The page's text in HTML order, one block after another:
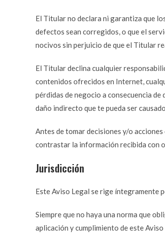
El Titular no declara ni garantiza que
defectos sean corregidos, o que el
nocivos sin perjuicio de que el Titular
El Titular declina cualquier
contenidos ofrecidos en Internet,
pérdidas de negocio a consecuencia
daño indirecto que te pueda ser
Antes de tomar decisiones y/o
contrastar la información recibida con
Jurisdicción
Este Aviso Legal se rige íntegramente
Siempre que no haya una norma que
aplicación y cumplimiento de este